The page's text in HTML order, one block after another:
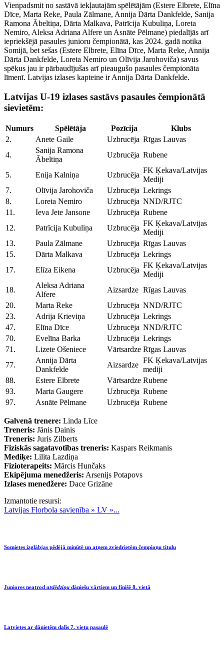
Vienpadsmit no sastāvā iekļautajām spēlētājām (Estere Elbrete, Elīna
Dīce, Marta Reke, Paula Zālmane, Annija Dārta Dankfelde, Sanija
Ramona Ābeltiņa, Dārta Malkava, Patrīcija Kubuliņa, Loreta
Nemiro, Aleksa Adriana Alfere un Asnāte Pēlmane) piedalījās arī
iepriekšējā pasaules junioru čempionātā, kas 2024. gadā notika
Somijā, bet sešas (Estere Elbrete, Elīna Dīce, Marta Reke, Annija
Dārta Dankfelde, Loreta Nemiro un Olīvija Jarohoviča) savus
spēkus jau ir pārbaudījušas arī pieaugušo pasaules čempionāta
līmenī. Latvijas izlases kapteine ir Annija Dārta Dankfelde.
Latvijas U-19 izlases sastāvs pasaules čempionātā
sievietēm:
Numurs Spēlētāja Pozīcija
Klubs
2.
Anete Gaile Uzbrucēja Rīgas Lauvas
4.
Sanija Ramona
Ābeltiņa
Uzbrucēja Rubene
5. Enija Kalniņa Uzbrucēja
FK Ķekava/Latvijas
Mediji
7.
Olīvija Jarohoviča Uzbrucēja Lekrings
8.
Loreta Nemiro Uzbrucēja NND/RJTC
11.
Ieva Jete Jansone Uzbrucēja Rubene
12.
Patrīcija Kubuliņa Uzbrucēja
FK Ķekava/Latvijas
Mediji
13.
Paula Zālmane Uzbrucēja Rīgas Lauvas
15.
Dārta Malkava Uzbrucēja Lekrings
17.
Elīza Eikena Uzbrucēja
FK Ķekava/Latvijas
Mediji
18.
Aleksa Adriana
Alfere
Aizsardze Rīgas Lauvas
20.
Marta Reke Uzbrucēja NND/RJTC
23.
Adrija Krieviņa Uzbrucēja Lekrings
47.
Elīna Dīce Uzbrucēja NND/RJTC
70.
Evelīna Barka Uzbrucēja Lekrings
71.
Lizete Ošeniece Vārtsardze Rīgas Lauvas
77.
Annija Dārta
Dankfelde
Aizsardze
FK Ķekava/Latvijas
mediji
88.
Estere Elbrete Vārtsardze Rubene
93.
Marta Gaugere Uzbrucēja Rubene
97.
Asnāte Pēlmane Uzbrucēja Rubene
Galvenā trenere: Linda Līce
Treneris: Jānis Dainis
Treneris: Juris Zilberts
Fiziskās sagatavotības treneris: Kaspars Reikmanis
Mediķe: Lilita Lazdiņa
Fizioterapeits: Mārcis Hunčaks
Ekipējuma menedžeris: Arsenijs Potapovs
Izlases menedžere: Dace Grizāne
Izmantotie resursi:
Latvijas Florbola savienība » LV »...
Somietes izglābjas pēdējā minūtē un atņem zviedrietēm čempioņu titulu
Juniores neatrod atslēdziņu dāniešu vārtiem un finišē 8. vietā
Latvietes ar dānietēm dalīs 7. vietu pasaulē